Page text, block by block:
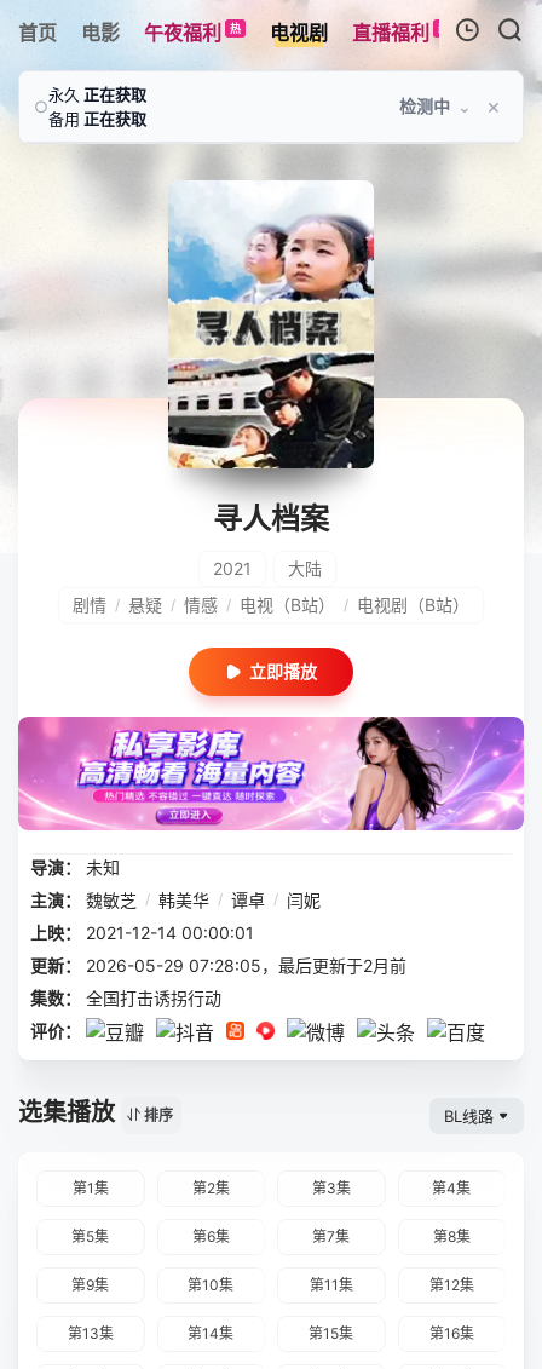
首页 电影 午夜福利 热 电视剧 直播福利 新 综艺
暂无观看影片的记录
○
永久 正在获取
备用 正在获取
检测中 ⌄ ×
寻人档案
2021
大陆
剧情 / 悬疑 / 情感 / 电视（B站） / 电视剧（B站）
立即播放
导演：
未知
主演：
魏敏芝 / 韩美华 / 谭卓 / 闫妮
上映：
2021-12-14 00:00:01
更新：
2026-05-29 07:28:05，最后更新于2月前
集数：
全国打击诱拐行动
评价：
选集播放 排序 BL线路
第1集 第2集 第3集 第4集
第5集 第6集 第7集 第8集
第9集 第10集 第11集 第12集
第13集 第14集 第15集 第16集